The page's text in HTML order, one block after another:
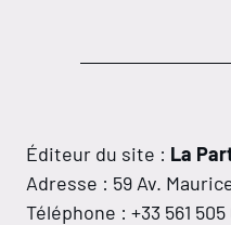
Éditeur du site : La
Adresse : 59 Av.
Téléphone : +33 561 505